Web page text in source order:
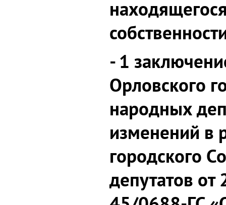
- 1
Орловского
народных
изменений в
городского
депутатов